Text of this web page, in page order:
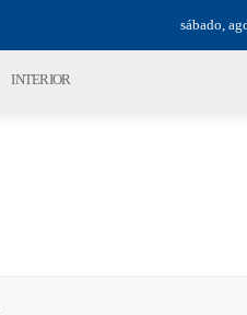
sábado,
INTERIOR